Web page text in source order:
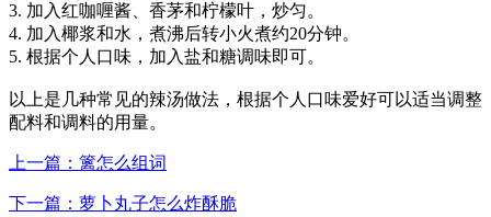
3. 加入红咖喱酱、香茅和柠檬叶，炒匀。
4. 加入椰浆和水，煮沸后转小火煮约20分钟。
5. 根据个人口味，加入盐和糖调味即可。
以上是几种常见的辣汤做法，根据个人口味爱好可以适当调整
配料和调料的用量。
上一篇：篱怎么组词
下一篇：萝卜丸子怎么炸酥脆